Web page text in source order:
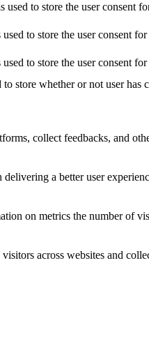
to store the user consent
to store the user consent
to store the user consent
store whether or not user has
collect feedbacks, and
a better user
on metrics the number of
across websites and